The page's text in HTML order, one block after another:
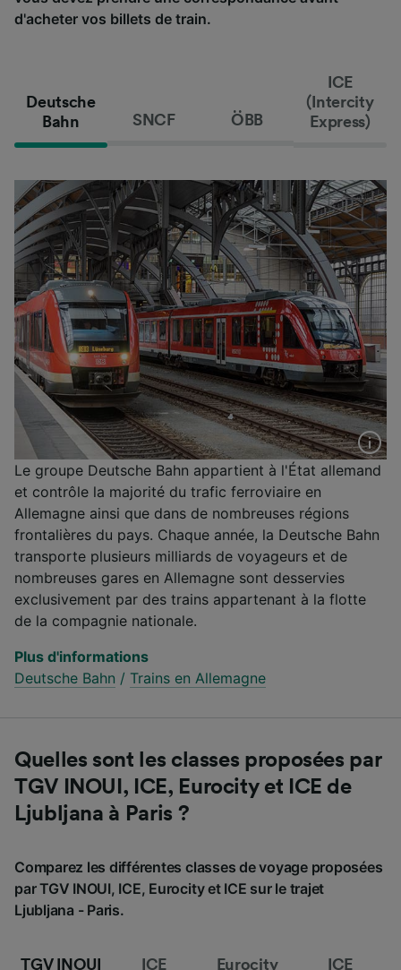
d'acheter vos billets de train.
Deutsche
Bahn
SNCF ÖBB
ICE
(Intercity
Express)
Le groupe Deutsche Bahn appartient à l'État allemand
et contrôle la majorité du trafic ferroviaire en
Allemagne ainsi que dans de nombreuses régions
frontalières du pays. Chaque année, la Deutsche Bahn
transporte plusieurs milliards de voyageurs et de
nombreuses gares en Allemagne sont desservies
exclusivement par des trains appartenant à la flotte
de la compagnie nationale.
Plus d'informations
Deutsche Bahn / Trains en Allemagne
Quelles sont les classes proposées par
TGV INOUI, ICE, Eurocity et ICE de
Ljubljana à Paris ?
Comparez les différentes classes de voyage proposées
par TGV INOUI, ICE, Eurocity et ICE sur le trajet
Ljubljana - Paris.
TGV INOUI ICE Eurocity ICE